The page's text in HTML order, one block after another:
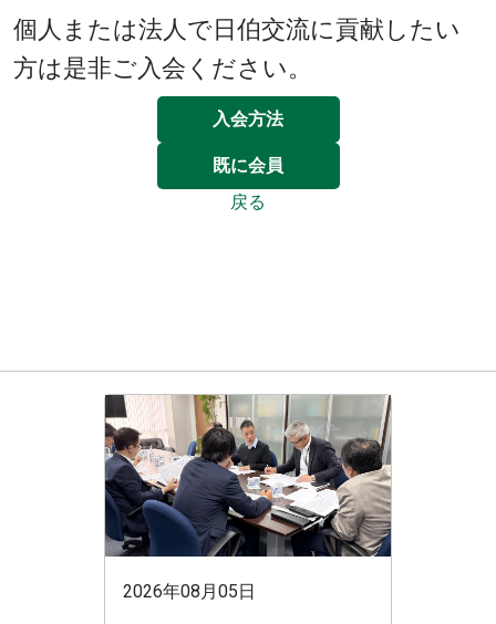
個人または法人で日伯交流に貢献したい
方は是非ご入会ください。
入会方法
既に会員
戻る
2026年08月05日